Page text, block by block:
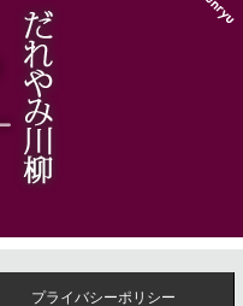
プライバシーポリシー